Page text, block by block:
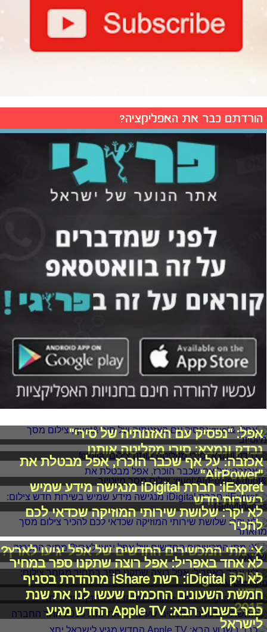
הורדתם כבר את האפליקציה?
אפל: "נפסיק עם האזנותיה של סירי"
נבדק ונמצא: סירי מקליטה אותנו
אכזבה: על אף שכבר הוכרז, אפל מבטלת את
"AirPower"
iExpret: חברת iDigital מנגישה מידע שמיש
בשירות חדש
לא יקר: שלושת שירותי המוזיקה שכדאי לכם
להכיר
X: מתי המכשירים החדשים של אפל יגיעו לארץ?
לא אחד באפריל: אפל רוצה שתקנו ספר במחיר
מגוחך
לא רק iDigital: רשת iShare מתהדרת בסניף
חדש
חמשת השעונים החכמים שעשו לנו את שנת
2015
כבר בשבוע הבא: Apple TV החדש מגיע
לישראל